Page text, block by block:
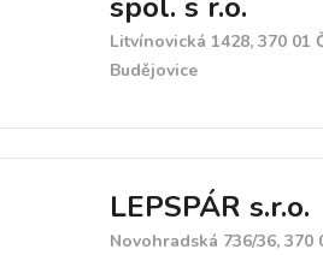
Litvínovická 1428, 370 01
Budějovice
LEPSPÁR s.r.o.
Novohradská 736/36, 370